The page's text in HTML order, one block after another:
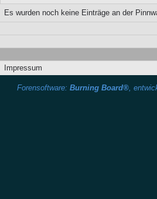
Es wurden noch keine Einträge an der
Impressum
Forensoftware: Burning Board®,